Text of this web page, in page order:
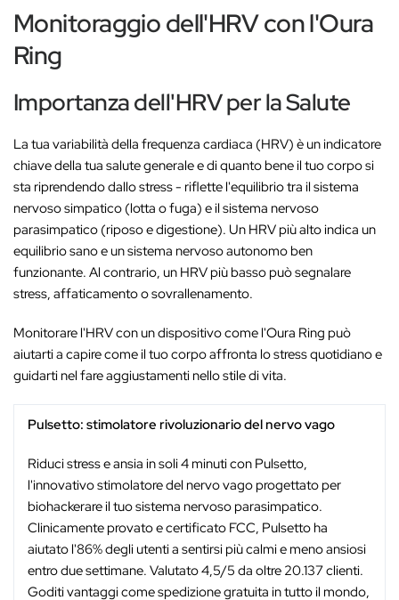
Monitoraggio dell'HRV con l'Oura
Ring
Importanza dell'HRV per la Salute
La tua variabilità della frequenza cardiaca (HRV) è un indicatore
chiave della tua salute generale e di quanto bene il tuo corpo si
sta riprendendo dallo stress - riflette l'equilibrio tra il sistema
nervoso simpatico (lotta o fuga) e il sistema nervoso
parasimpatico (riposo e digestione). Un HRV più alto indica un
equilibrio sano e un sistema nervoso autonomo ben
funzionante. Al contrario, un HRV più basso può segnalare
stress, affaticamento o sovrallenamento.
Monitorare l'HRV con un dispositivo come l'Oura Ring può
aiutarti a capire come il tuo corpo affronta lo stress quotidiano e
guidarti nel fare aggiustamenti nello stile di vita.
Pulsetto: stimolatore rivoluzionario del nervo vago
Riduci stress e ansia in soli 4 minuti con Pulsetto,
l'innovativo stimolatore del nervo vago progettato per
biohackerare il tuo sistema nervoso parasimpatico.
Clinicamente provato e certificato FCC, Pulsetto ha
aiutato l'86% degli utenti a sentirsi più calmi e meno ansiosi
entro due settimane. Valutato 4,5/5 da oltre 20.137 clienti.
Goditi vantaggi come spedizione gratuita in tutto il mondo,